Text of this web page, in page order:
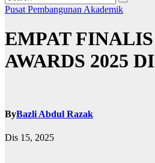
Pusat Pembangunan Akademik
EMPAT
AWARDS 2025
ByBazli Abdul Razak
Dis 15, 2025